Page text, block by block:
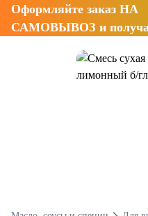
Оформляйте заказ НА
САМОВЫВОЗ и